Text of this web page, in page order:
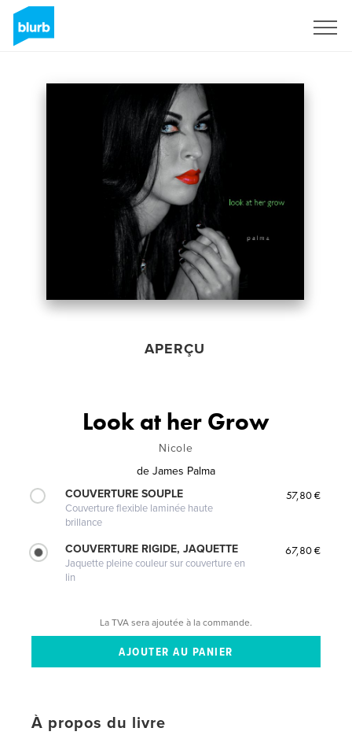
APERÇU
Look at her Grow
Nicole
de James Palma
COUVERTURE SOUPLE
Couverture flexible laminée haute
brillance
57,80 €
COUVERTURE RIGIDE, JAQUETTE
Jaquette pleine couleur sur couverture en
lin
67,80 €
La TVA sera ajoutée à la commande.
À propos du livre